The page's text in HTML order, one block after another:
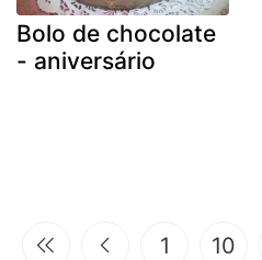
Bolo de chocolate
- aniversário
1 10